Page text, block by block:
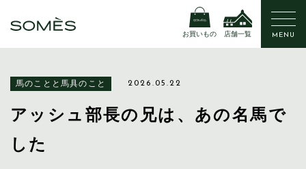
お買いもの 店舗一覧 MENU
馬のことと馬具のこと 2026.05.22
アッシュ部長の兄は、あの名馬で
した